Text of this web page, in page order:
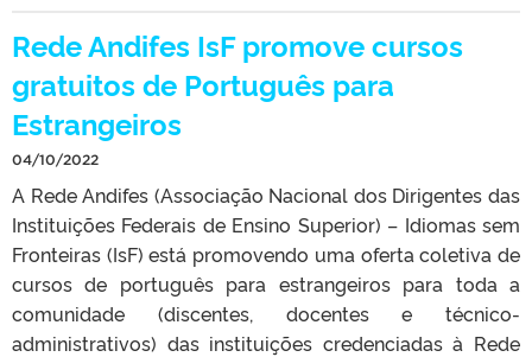
Rede Andifes IsF promove cursos
gratuitos de Português para
Estrangeiros
04/10/2022
A Rede Andifes (Associação Nacional dos Dirigentes das
Instituições Federais de Ensino Superior) – Idiomas sem
Fronteiras (IsF) está promovendo uma oferta coletiva de
cursos de português para estrangeiros para toda a
comunidade (discentes, docentes e técnico-
administrativos) das instituições credenciadas à Rede